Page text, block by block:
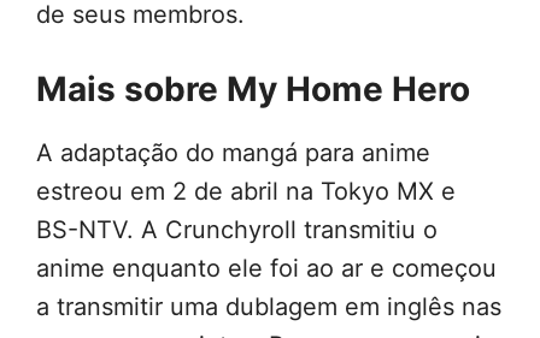
de seus membros.
Mais sobre My Home Hero
A adaptação do mangá para anime
estreou em 2 de abril na Tokyo MX e
BS-NTV. A Crunchyroll transmitiu o
anime enquanto ele foi ao ar e começou
a transmitir uma dublagem em inglês nas